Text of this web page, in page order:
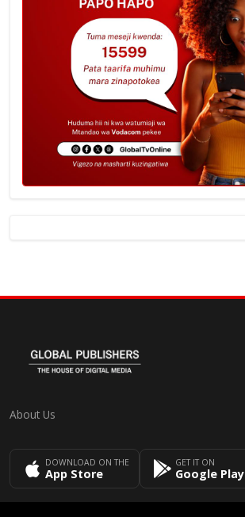
About Us
DOWNLOAD ON THE
App Store
GET IT ON
Google Play